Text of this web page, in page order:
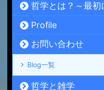
哲学とは？～最初
Profile
お問い合わせ
Blog一覧
哲学と雑学